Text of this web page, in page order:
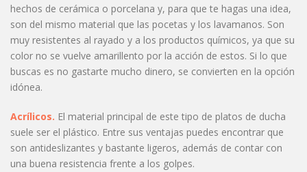
hechos de cerámica o porcelana y, para que te hagas una idea,
son del mismo material que las pocetas y los lavamanos. Son
muy resistentes al rayado y a los productos químicos, ya que su
color no se vuelve amarillento por la acción de estos. Si lo que
buscas es no gastarte mucho dinero, se convierten en la opción
idónea.
Acrílicos. El material principal de este tipo de platos de ducha
suele ser el plástico. Entre sus ventajas puedes encontrar que
son antideslizantes y bastante ligeros, además de contar con
una buena resistencia frente a los golpes.